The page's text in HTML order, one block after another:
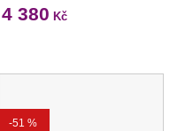
4 380 Kč
-51 %